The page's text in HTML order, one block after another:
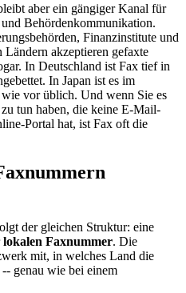
aber ein gängiger Kanal für
Behördenkommunikation.
Finanzinstitute und
Ländern akzeptieren gefaxte
In Deutschland ist Fax tief in
In Japan ist es im
vor üblich. Und wenn Sie es
tun haben, die keine E-Mail-
Portal hat, ist Fax oft die
der gleichen Struktur: eine
lokalen Faxnummer. Die
mit, in welches Land die
genau wie bei einem